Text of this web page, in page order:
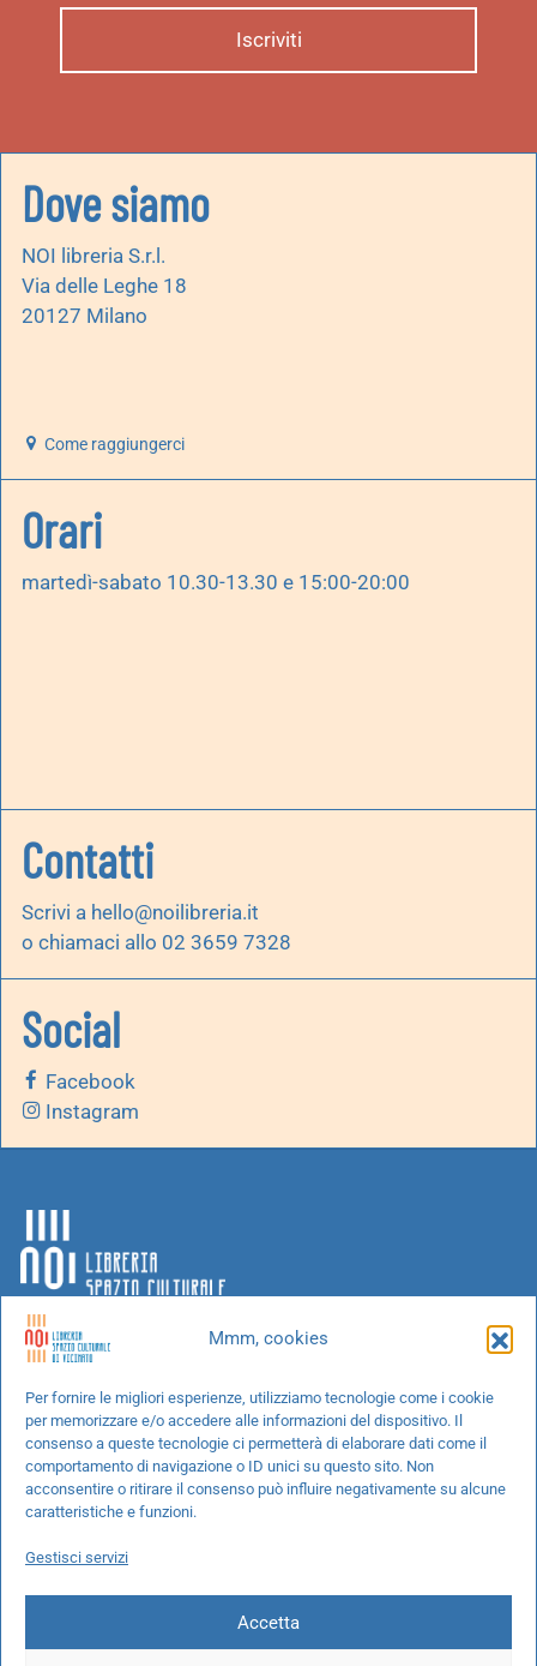
Mmm, cookies
Per fornire le migliori esperienze, utilizziamo tecnologie come i cookie
per memorizzare e/o accedere alle informazioni del dispositivo. Il
consenso a queste tecnologie ci permetterà di elaborare dati come il
comportamento di navigazione o ID unici su questo sito. Non
acconsentire o ritirare il consenso può influire negativamente su alcune
caratteristiche e funzioni.
Gestisci servizi
Accetta
Dove siamo
NOI libreria S.r.l.
Via delle Leghe 18
20127 Milano
Come raggiungerci
Orari
martedì-sabato 10.30-13.30 e 15:00-20:00
Contatti
Scrivi a hello@noilibreria.it
o chiamaci allo 02 3659 7328
Social
Facebook
Instagram
Chi siamo
Progetti speciali
Richiedi un libro
Spedizioni
Cookie Policy